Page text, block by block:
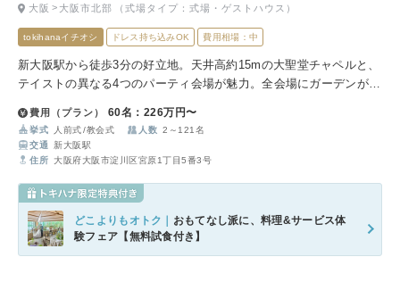
tokihanaイチオシ ドレス持ち込みOK 費用相場：中
新大阪駅から徒歩3分の好立地。天井高約15mの大聖堂チャペルと、
テイストの異なる4つのパーティ会場が魅力。全会場にガーデンが併
大阪 大阪市北部 （式場タイプ：式場・ゲストハウス）
費用（プラン） 60名：226万円〜
挙式 人前式 教会式 人数 2～121名
交通
新大阪駅
住所
大阪府大阪市淀川区宮原1丁目5番3号
どこよりもオトク｜ おもてなし派に、料理&サービス体
験フェア【無料試食付き】